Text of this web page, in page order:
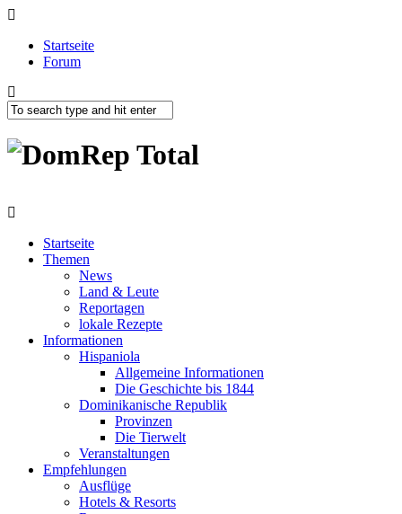
Startseite
Forum
Startseite
Themen
News
Land & Leute
Reportagen
lokale Rezepte
Informationen
Hispaniola
Allgemeine Informationen
Die Geschichte bis 1844
Dominikanische Republik
Provinzen
Die Tierwelt
Veranstaltungen
Empfehlungen
Ausflüge
Hotels & Resorts